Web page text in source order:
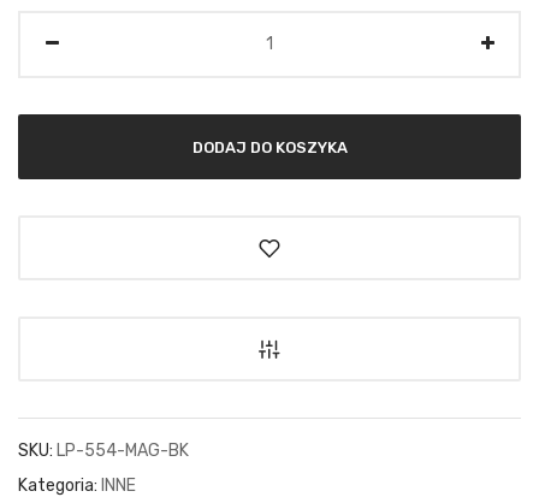
DODAJ DO KOSZYKA
SKU: LP-554-MAG-BK
Kategoria: INNE